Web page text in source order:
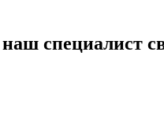
специалист